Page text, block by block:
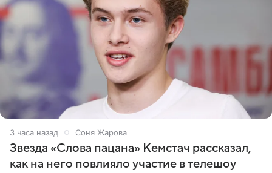
3 часа назад Соня Жарова
Звезда «Слова пацана» Кемстач рассказал,
как на него повлияло участие в телешоу